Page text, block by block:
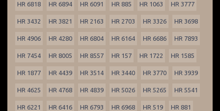
HR 6818 HR 6894 HR 6091 HR 885 HR 1063 HR 3777
HR 3432 HR 3821 HR 2163 HR 2703 HR 3326 HR 3698
HR 4906 HR 4280 HR 6804 HR 6164 HR 6686 HR 7893
HR 7454 HR 8005 HR 8557 HR 157 HR 1722 HR 1585
HR 1877 HR 4439 HR 3514 HR 3440 HR 3770 HR 3939
HR 4625 HR 4768 HR 4839 HR 5026 HR 5265 HR 5541
HR 6221 HR 6416 HR 6793 HR 6968 HR 519 HR 881